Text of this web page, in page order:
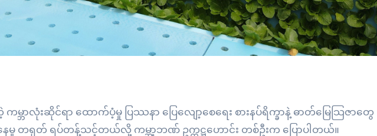
ကမ္ဘာလုံးဆိုင်ရာ ထောက်ပံ့မှု ပြဿနာ ပြေလျော့စေရေး စားနပ်ရိက္ခာနဲ့ ဓာတ်မြေသြဇာတွေ
နေမှု တရုတ် ရပ်တန့်သင့်တယ်လို့ ကမ္ဘာ့ဘဏ် ဥက္ကဋ္ဌဟောင်း တစ်ဦးက ပြောပါတယ်။